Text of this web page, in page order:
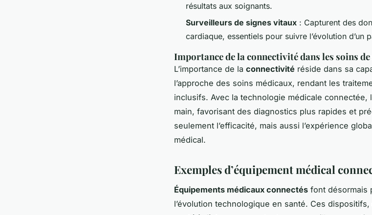
résultats aux soignants.
Surveilleurs de signes vitaux : Capturent des
cardiaque, essentiels pour suivre l’évolution d’un
Importance de la connectivité dans les soins
L’importance de la connectivité réside dans sa
l’approche des soins médicaux, rendant les
inclusifs. Avec la technologie médicale connectée,
main, favorisant des diagnostics plus rapides et
seulement l’efficacité, mais aussi l’expérience
médical.
Exemples d’équipement médical
Équipements médicaux connectés font désormais
l’évolution technologique en santé. Ces dispositifs,